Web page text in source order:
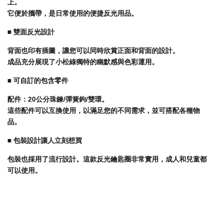
上。
它便於攜帶，是日常使用的便捷反光用品。
■ 雙面反光設計
背面也印有插圖，讓您可以同時欣賞正面和背面的設計。
成品充分展現了小松綠獨特的幽默感與色彩運用。
■ 可自訂的包含零件
配件：20公分珠鍊/彈簧鉤/雙環。
這些配件可以互換使用，以滿足您的不同需求，並可搭配各種物
品。
■ 包裝設計讓人立刻想買
包裝也採用了流行設計。這款反光鑰匙圈非常實用，成人和兒童都
可以使用。